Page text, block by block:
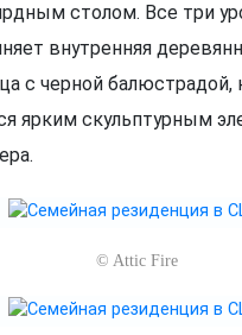
столом. Все три
внутренняя
с черной балюстрадой,
ярким скульптурным
© Attic Fire